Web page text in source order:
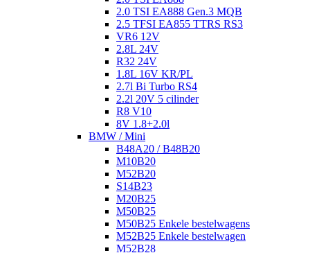
2.0 TSI EA888 Gen.3 MQB
2.5 TFSI EA855 TTRS RS3
VR6 12V
2.8L 24V
R32 24V
1.8L 16V KR/PL
2.7l Bi Turbo RS4
2.2l 20V 5 cilinder
R8 V10
8V 1.8+2.0l
BMW / Mini
B48A20 / B48B20
M10B20
M52B20
S14B23
M20B25
M50B25
M50B25 Enkele bestelwagens
M52B25 Enkele bestelwagen
M52B28